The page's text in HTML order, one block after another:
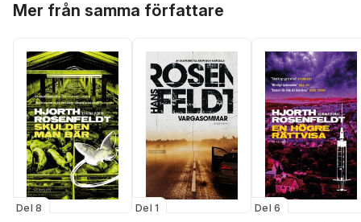
Mer från samma författare
Del 8 Del 1 Del 6